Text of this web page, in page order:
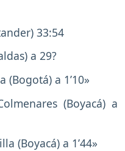
33:54
a 29?
(Bogotá) a 1’10»
(Boyacá) a
(Boyacá) a 1’44»